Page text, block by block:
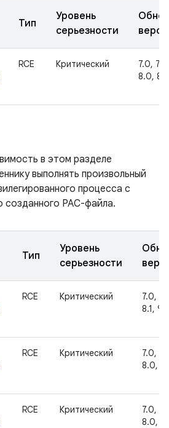
Тип
Уровень
серьезности
RCE Критический
7.0,
8.0,
в этом разделе
выполнять произвольный
процесса с
PAC-файла.
Тип
Уровень
серьезности
RCE Критический
7.0,
8.1, 9
RCE Критический
7.0,
8.0,
RCE Критический
7.0,
8.0,